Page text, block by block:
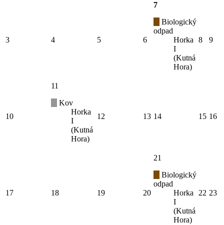
3 4 5 6
7
Biologický
odpad
Horka
I
(Kutná
Hora)
8 9
10
11
Kov
Horka
I
(Kutná
Hora)
12 13 14 15 16
17 18 19 20
21
Biologický
odpad
Horka
I
(Kutná
Hora)
22 23